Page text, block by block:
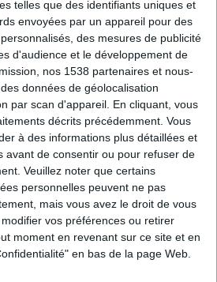
telles que des identifiants uniques et
envoyées par un appareil pour des
des mesures de publicité
d'audience et le développement de
nos 1538 partenaires et nous-
données de géolocalisation
par scan d'appareil. En cliquant, vous
décrits précédemment. Vous
à des informations plus détaillées et
avant de consentir ou pour refuser de
Veuillez noter que certains
personnelles peuvent ne pas
mais vous avez le droit de vous
vos préférences ou retirer
moment en revenant sur ce site et en
en bas de la page Web.
direct Voir tout
la viande par des féculents ?
diététique du 05/08/2026